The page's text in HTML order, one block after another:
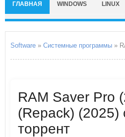
ГЛАВНАЯ WINDOWS LINUX
Software » Системные программы »
RAM Saver Pro
(Repack) (2025)
торрент